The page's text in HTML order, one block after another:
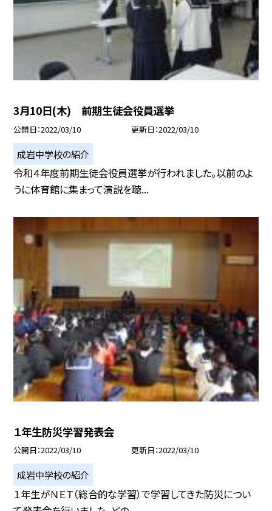
3月10日(木) 前期生徒会役員選挙
公開日 2022/03/10 更新日 2022/03/10
成岩中学校の紹介
令和４年度前期生徒会役員選挙が行われました。以前のよ
うに体育館に集まって演説を聴...
１年生防災学習発表会
公開日 2022/03/10 更新日 2022/03/10
成岩中学校の紹介
１年生がＮＥＴ（総合的な学習）で学習してきた防災につい